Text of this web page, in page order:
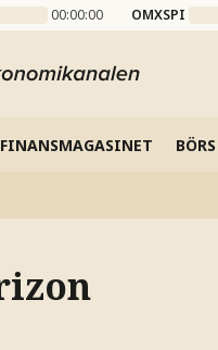
00:00:00 OMXSPI
FINANSMAGASINET BÖRS